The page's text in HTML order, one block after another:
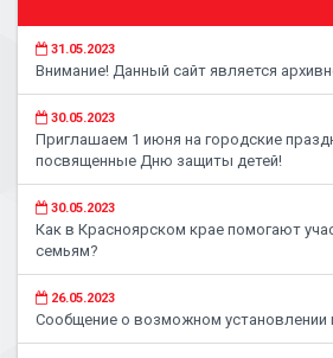
31.05.2023
Внимание! Данный сайт является
30.05.2023
Приглашаем 1 июня на городские
посвященные Дню защиты детей!
30.05.2023
Как в Красноярском крае помогают
семьям?
26.05.2023
Сообщение о возможном установлении